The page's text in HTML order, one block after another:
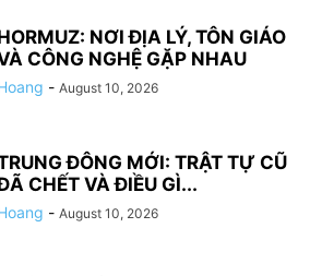
NƠI ĐỊA LÝ, TÔN GIÁO
CÔNG NGHỆ GẶP NHAU
- August 10, 2026
ĐÔNG MỚI: TRẬT TỰ CŨ
CHẾT VÀ ĐIỀU GÌ...
- August 10, 2026